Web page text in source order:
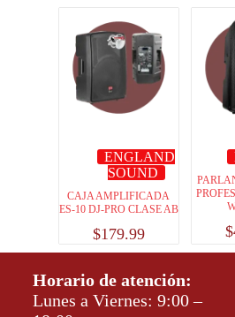
ENGLAND
SOUND
CAJA AMPLIFICADA
ES-10 DJ-PRO CLASE AB
$179.99 $
Horario de atención:
Lunes a Viernes: 9:00 –